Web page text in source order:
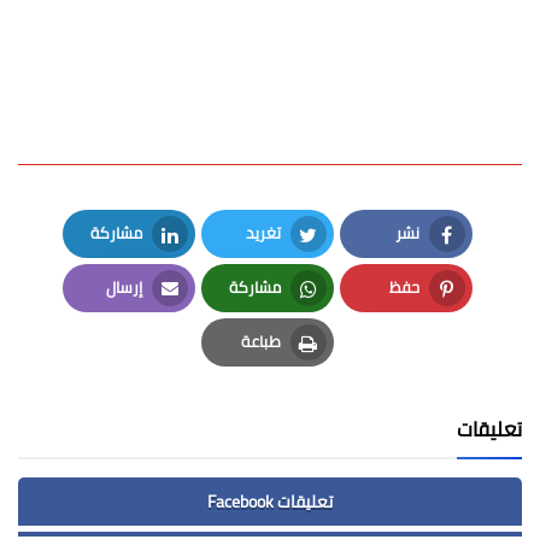
نشر
Facebook
تغريد
Twitter
مشاركة
LinkedIn
حفظ
Pinterest
مشاركة
Whatsapp
إرسال
Email
طباعة
Print
تعليقات
تعليقات Facebook